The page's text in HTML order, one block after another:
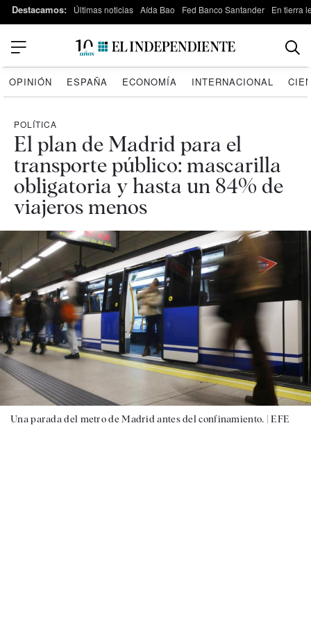
Destacamos: Últimas noticias Aída Bao Fed Banco Santander En tierra
OPINIÓN ESPAÑA ECONOMÍA INTERNACIONAL
POLÍTICA
El plan de Madrid para el
transporte público: mascarilla
obligatoria y hasta un 84% de
viajeros menos
Una parada del metro de Madrid antes del confinamiento. |EFE